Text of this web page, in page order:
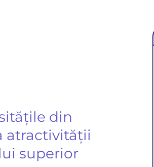
din
atractivității
superior